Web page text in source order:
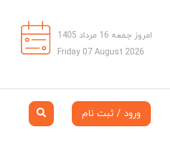
امروز جمعه 16 مرداد 1405
Friday 07 August 2026
ورود / ثبت نام